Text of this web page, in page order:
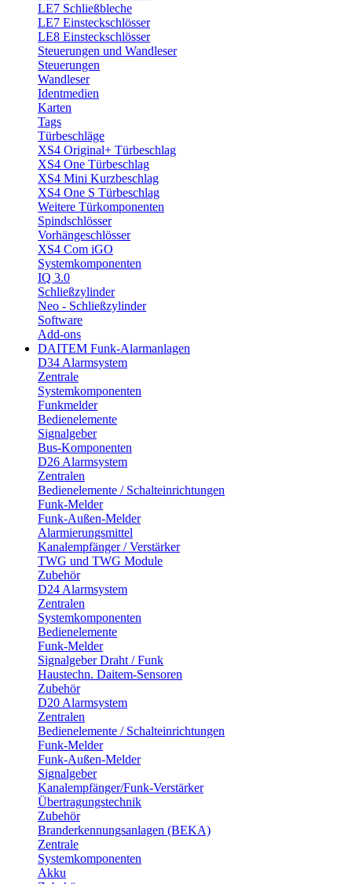
LE7 Schließbleche
LE7 Einsteckschlösser
LE8 Einsteckschlösser
Steuerungen und Wandleser
Steuerungen
Wandleser
Identmedien
Karten
Tags
Türbeschläge
XS4 Original+ Türbeschlag
XS4 One Türbeschlag
XS4 Mini Kurzbeschlag
XS4 One S Türbeschlag
Weitere Türkomponenten
Spindschlösser
Vorhängeschlösser
XS4 Com iGO
Systemkomponenten
IQ 3.0
Schließzylinder
Neo - Schließzylinder
Software
Add-ons
DAITEM Funk-Alarmanlagen
D34 Alarmsystem
Zentrale
Systemkomponenten
Funkmelder
Bedienelemente
Signalgeber
Bus-Komponenten
D26 Alarmsystem
Zentralen
Bedienelemente / Schalteinrichtungen
Funk-Melder
Funk-Außen-Melder
Alarmierungsmittel
Kanalempfänger / Verstärker
TWG und TWG Module
Zubehör
D24 Alarmsystem
Zentralen
Systemkomponenten
Bedienelemente
Funk-Melder
Signalgeber Draht / Funk
Haustechn. Daitem-Sensoren
Zubehör
D20 Alarmsystem
Zentralen
Bedienelemente / Schalteinrichtungen
Funk-Melder
Funk-Außen-Melder
Signalgeber
Kanalempfänger/Funk-Verstärker
Übertragungstechnik
Zubehör
Branderkennungsanlagen (BEKA)
Zentrale
Systemkomponenten
Akku